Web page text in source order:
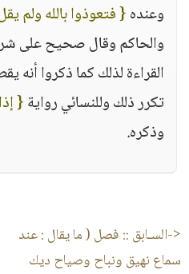
وعنده{ فتعوذوا بالله ولم
والحاكم وقال صحيح على
القراءة لذلك كما ذكروا أنه
تكرر ذلك وللنسائي رواية{
وذكره.
<-السـابق :: فصل ( ما يقال : عند
سماع نهيق ونباح وصياح ديك